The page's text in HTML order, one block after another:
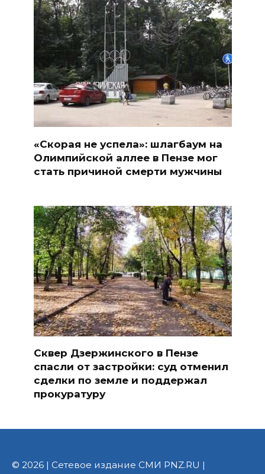
«Скорая не успела»: шлагбаум на
Олимпийской аллее в Пензе мог
стать причиной смерти мужчины
Сквер Дзержинского в Пензе
спасли от застройки: суд отменил
сделки по земле и поддержал
прокуратуру
© 2026 | Сетевое издание СМИ PNZ.RU |